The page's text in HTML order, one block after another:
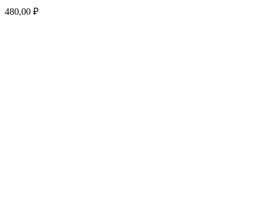
480,00 ₽